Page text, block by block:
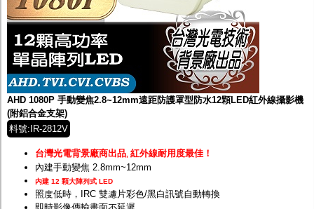
AHD 1080P 手動變焦2.8~12mm遠距防護罩型防水12顆LED紅外線攝影機
(附鋁合金支架)
料號:IR-2812V
台灣光電背景廠商出品 紅外線耐用度最佳！
內建手動變焦 2.8mm~12mm
內建 12 顆大陣列式 LED
照度低時，IRC 雙濾片彩色/黑白訊號自動轉換